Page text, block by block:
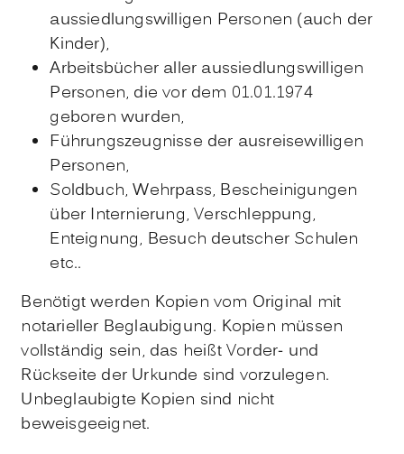
aussiedlungswilligen Personen (auch der
Kinder),
Arbeitsbücher aller aussiedlungswilligen
Personen, die vor dem 01.01.1974
geboren wurden,
Führungszeugnisse der ausreisewilligen
Personen,
Soldbuch, Wehrpass, Bescheinigungen
über Internierung, Verschleppung,
Enteignung, Besuch deutscher Schulen
etc..
Benötigt werden Kopien vom Original mit
notarieller Beglaubigung. Kopien müssen
vollständig sein, das heißt Vorder- und
Rückseite der Urkunde sind vorzulegen.
Unbeglaubigte Kopien sind nicht
beweisgeeignet.